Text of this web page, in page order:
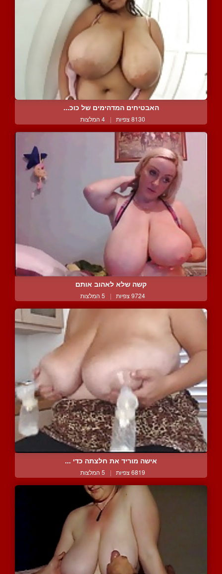
האבטיחים המדהימים של כוכ...
8130 צפיות | 4 המלצות
קשה שלא לאהוב אותם
9724 צפיות | 5 המלצות
אישה מוריד את חלצתה כדי ...
6819 צפיות | 5 המלצות